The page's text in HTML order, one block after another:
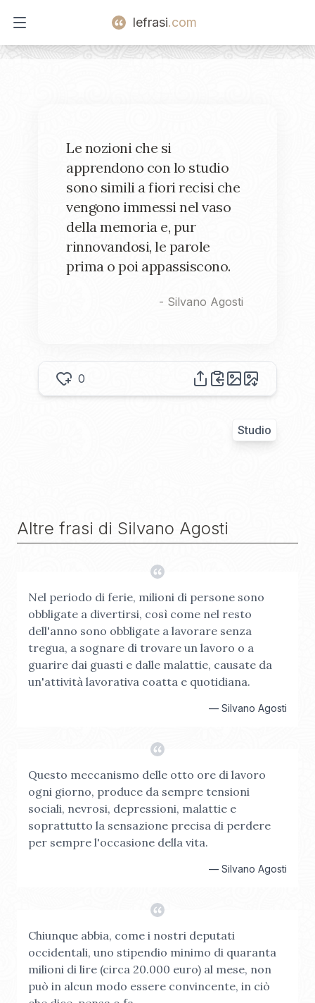
Open main menu
lefrasi.com
Le nozioni che si
apprendono con lo studio
sono simili a fiori recisi che
vengono immessi nel vaso
della memoria e, pur
rinnovandosi, le parole
prima o poi appassiscono.
- Silvano Agosti
0
Studio
Altre frasi di Silvano Agosti
Nel periodo di ferie, milioni di persone sono
obbligate a divertirsi, così come nel resto
dell'anno sono obbligate a lavorare senza
tregua, a sognare di trovare un lavoro o a
guarire dai guasti e dalle malattie, causate da
un'attività lavorativa coatta e quotidiana.
— Silvano Agosti
Questo meccanismo delle otto ore di lavoro
ogni giorno, produce da sempre tensioni
sociali, nevrosi, depressioni, malattie e
soprattutto la sensazione precisa di perdere
per sempre l'occasione della vita.
— Silvano Agosti
Chiunque abbia, come i nostri deputati
occidentali, uno stipendio minimo di quaranta
milioni di lire (circa 20.000 euro) al mese, non
può in alcun modo essere convincente, in ciò